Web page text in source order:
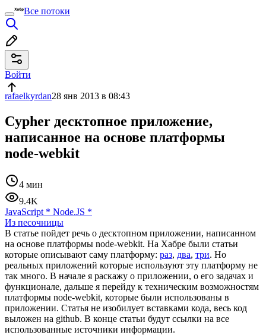
Все потоки
Войти
rafaelkyrdan28 янв 2013 в 08:43
Cypher десктопное приложение,
написанное на основе платформы
node-webkit
4 мин
9.4K
JavaScript * Node.JS *
Из песочницы
В статье пойдет речь о десктопном приложении, написанном
на основе платформы node-webkit. На Хабре были статьи
которые описывают саму платформу: раз, два, три. Но
реальных приложений которые используют эту платформу не
так много. В начале я раскажу о приложении, о его задачах и
функционале, дальше я перейду к техническим возможностям
платформы node-webkit, которые были использованы в
приложении. Статья не изобилует вставками кода, весь код
выложен на github. В конце статьи будут ссылки на все
использованные источники информации.